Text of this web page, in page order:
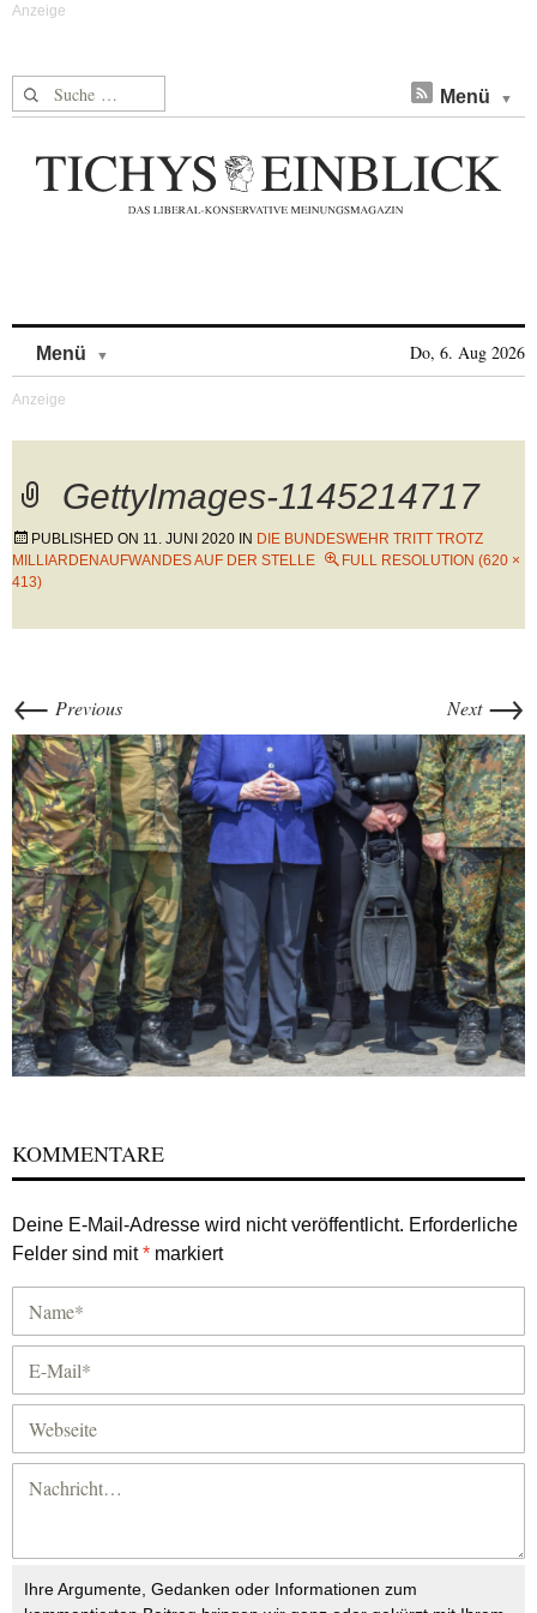
Suche nach: Menü
Menü Do, 6. Aug 2026
GettyImages-1145214717
PUBLISHED ON 11. JUNI 2020 IN DIE BUNDESWEHR TRITT TROTZ
MILLIARDENAUFWANDES AUF DER STELLE
FULL RESOLUTION (620 ×
413)
← Previous Next →
KOMMENTARE
Deine E-Mail-Adresse wird nicht veröffentlicht. Erforderliche
Felder sind mit* markiert
Ihre Argumente, Gedanken oder Informationen zum